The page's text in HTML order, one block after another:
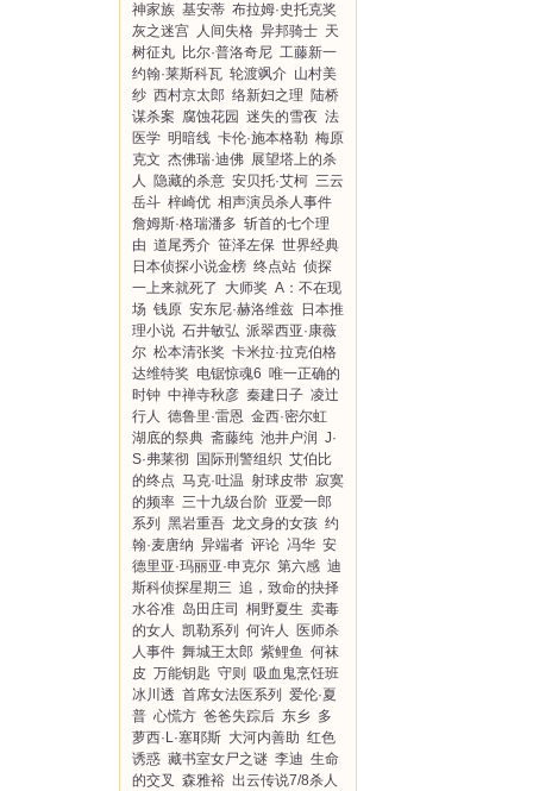
神家族 基安蒂 布拉姆·史托克奖
灰之迷宫 人间失格 异邦骑士 天
树征丸 比尔·普洛奇尼 工藤新一
约翰·莱斯科瓦 轮渡飒介 山村美
纱 西村京太郎 络新妇之理 陆桥
谋杀案 腐蚀花园 迷失的雪夜 法
医学 明暗线 卡伦·施本格勒 梅原
克文 杰佛瑞·迪佛 展望塔上的杀
人
隐藏的杀意 安贝托·艾柯 三云
岳斗 梓崎优 相声演员杀人事件
詹姆斯·格瑞潘多 斩首的七个理
由 道尾秀介 笹泽左保 世界经典
日本侦探小说金榜 终点站 侦探
一上来就死了
大师奖 A：不在现
场 钱原 安东尼·赫洛维兹 日本推
理小说 石井敏弘 派翠西亚·康薇
尔 松本清张奖 卡米拉·拉克伯格
达维特奖 电锯惊魂6 唯一正确的
时钟 中禅寺秋彦 秦建日子 凌辻
行人 德鲁里·雷恩 金西·密尔虹
湖底的祭典 斋藤纯 池井户润 J·
S·弗莱彻
国际刑警组织 艾伯比
的终点 马克·吐温 射球皮带 寂寞
的频率 三十九级台阶 亚爱一郎
系列
黑岩重吾 龙文身的女孩 约
翰·麦唐纳 异端者 评论 冯华 安
德里亚·玛丽亚·申克尔 第六感 迪
斯科侦探星期三 追，致命的抉择
水谷准 岛田庄司 桐野夏生 卖毒
的女人 凯勒系列 何许人
医师杀
人事件 舞城王太郎 紫鲤鱼 何袜
皮 万能钥匙 守则
吸血鬼烹饪班
冰川透 首席女法医系列
爱伦·夏
普 心慌方 爸爸失踪后 东乡 多
萝西·L·塞耶斯 大河内善助 红色
诱惑 藏书室女尸之谜 李迪 生命
的交叉 森雅裕 出云传说7/8杀人